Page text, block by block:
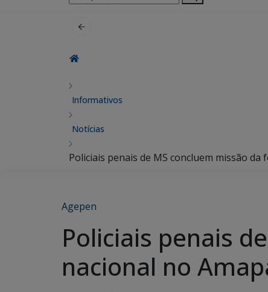
por:
Informativos
Notícias
Policiais penais de MS concluem missão
Agepen
Policiais penais
nacional no